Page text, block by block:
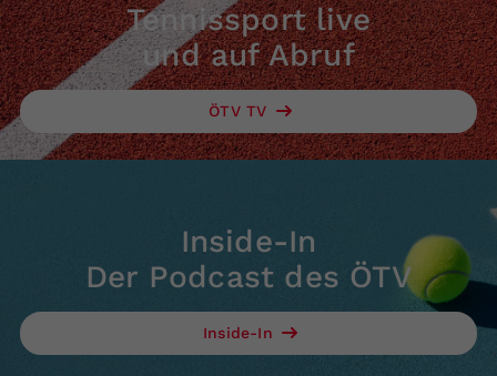
Tennissport live
und auf Abruf
ÖTV TV
Inside-In
Der Podcast des ÖTV
Inside-In